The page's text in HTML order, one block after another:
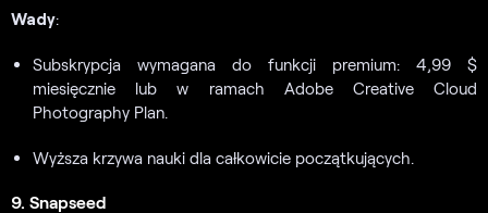
Wady:
Subskrypcja wymagana do funkcji premium: 4,99 $
miesięcznie lub w ramach Adobe Creative Cloud
Photography Plan.
Wyższa krzywa nauki dla całkowicie początkujących.
9. Snapseed